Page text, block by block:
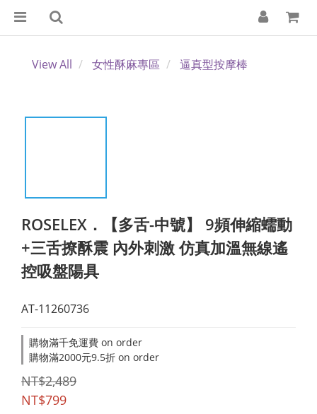
View All 女性酥麻專區 逼真型按摩棒
ROSELEX．【多舌-中號】 9頻伸縮蠕動
+三舌撩酥震 內外刺激 仿真加溫無線遙
控吸盤陽具
AT-11260736
購物滿千免運費 on order
購物滿2000元9.5折 on order
NT$2,489
NT$799